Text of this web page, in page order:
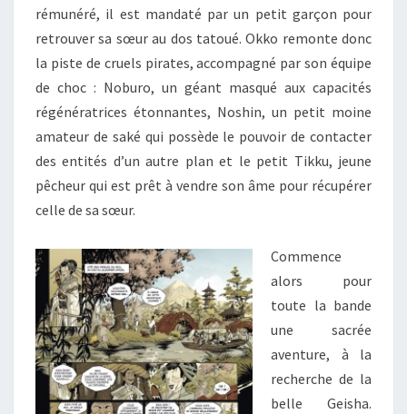
rémunéré, il est mandaté par un petit garçon pour
retrouver sa sœur au dos tatoué. Okko remonte donc
la piste de cruels pirates, accompagné par son équipe
de choc : Noburo, un géant masqué aux capacités
régénératrices étonnantes, Noshin, un petit moine
amateur de saké qui possède le pouvoir de contacter
des entités d’un autre plan et le petit Tikku, jeune
pêcheur qui est prêt à vendre son âme pour récupérer
celle de sa sœur.
Commence
alors pour
toute la bande
une sacrée
aventure, à la
recherche de la
belle Geisha.